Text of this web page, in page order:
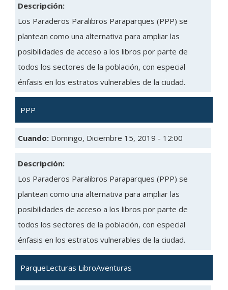
Descripción:
Los Paraderos Paralibros Paraparques (PPP) se
plantean como una alternativa para ampliar las
posibilidades de acceso a los libros por parte de
todos los sectores de la población, con especial
énfasis en los estratos vulnerables de la ciudad.
PPP
Cuando: Domingo, Diciembre 15, 2019 - 12:00
Descripción:
Los Paraderos Paralibros Paraparques (PPP) se
plantean como una alternativa para ampliar las
posibilidades de acceso a los libros por parte de
todos los sectores de la población, con especial
énfasis en los estratos vulnerables de la ciudad.
ParqueLecturas LibroAventuras